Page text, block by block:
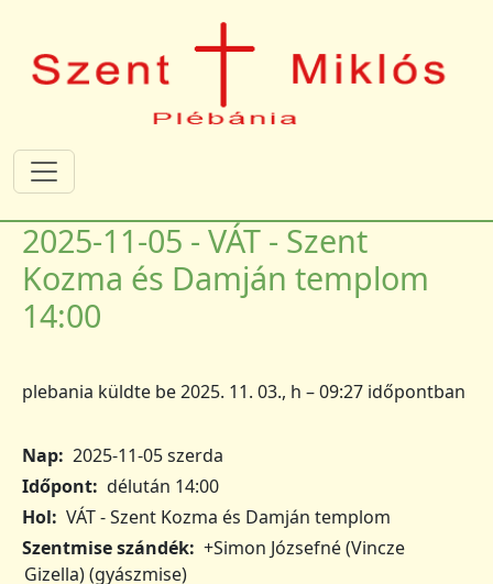
2025-11-05 - VÁT - Szent
Kozma és Damján templom
14:00
plebania küldte be2025. 11. 03., h – 09:27 időpontban
Nap 2025-11-05 szerda
Időpont délután 14:00
Hol
VÁT - Szent Kozma és Damján templom
Szentmise szándék +Simon Józsefné (Vincze
Gizella) (gyászmise)